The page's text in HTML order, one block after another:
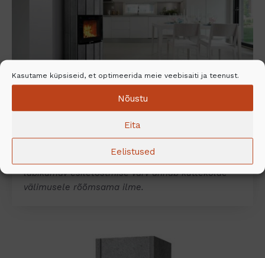
Kasutame küpsiseid, et optimeerida meie veebisaiti ja teenust.
Nõustu
Eita
Eelistused
küttekoldele uut ja mängulist väljanägemist.
läbikumav esiletõstmise värv annab küttekolde
välimusele rõõmsama ilme.